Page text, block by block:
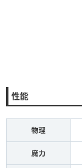
性能
物理
魔力